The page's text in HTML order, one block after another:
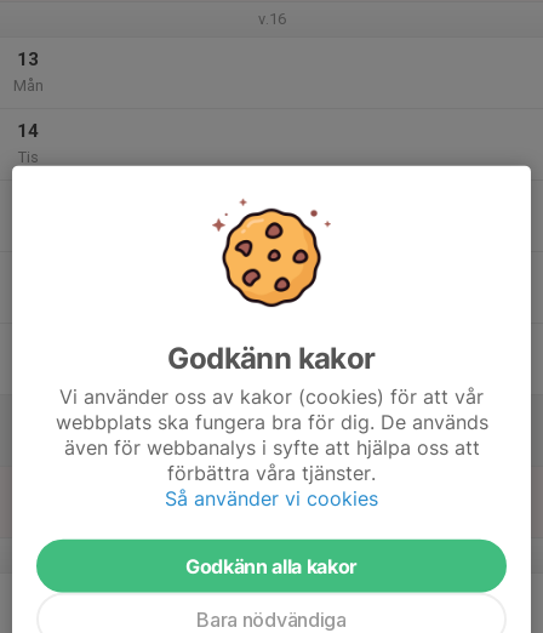
v.16
13
Mån
14
Tis
v.17
18:00
Trail Svart grupp Enduro
Lugnet (eller det som står i kallelsen)
Godkänn kakor
Vi använder oss av kakor (cookies) för att vår
webbplats ska fungera bra för dig. De används
även för webbanalys i syfte att hjälpa oss att
förbättra våra tjänster.
Så använder vi cookies
Godkänn alla kakor
Bara nödvändiga